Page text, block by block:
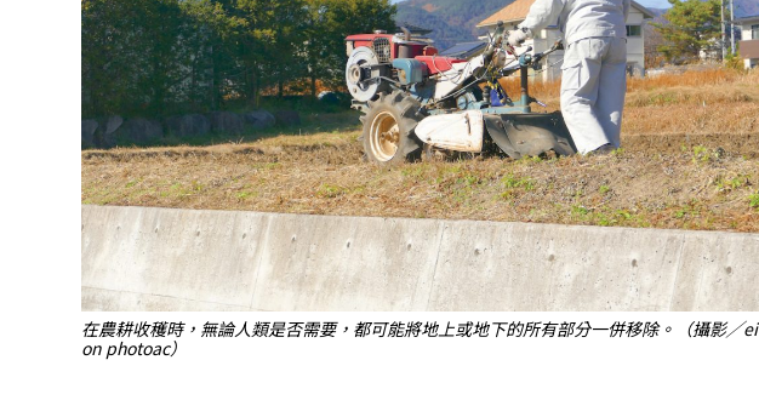
在農耕收穫時，無論人類是否需要，都可能將地上或地下的所有部分一併移除。（攝影╱ei
on photoac）